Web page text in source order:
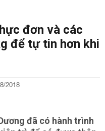
đơn và các
để tự tin hơn khi
2018
đã có hành trình